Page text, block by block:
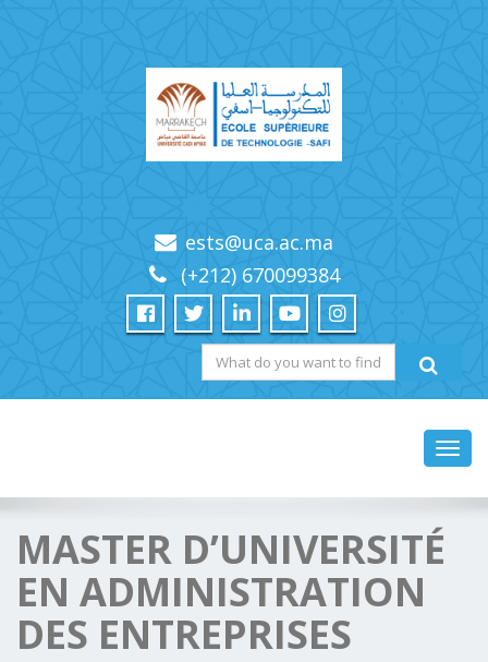
ests@uca.ac.ma
(+212) 670099384
MASTER D’UNIVERSITÉ
EN ADMINISTRATION
DES ENTREPRISES